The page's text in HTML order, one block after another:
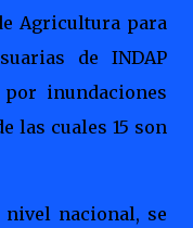
Agricultura para
de INDAP
inundaciones
las cuales 15 son
nivel nacional, se